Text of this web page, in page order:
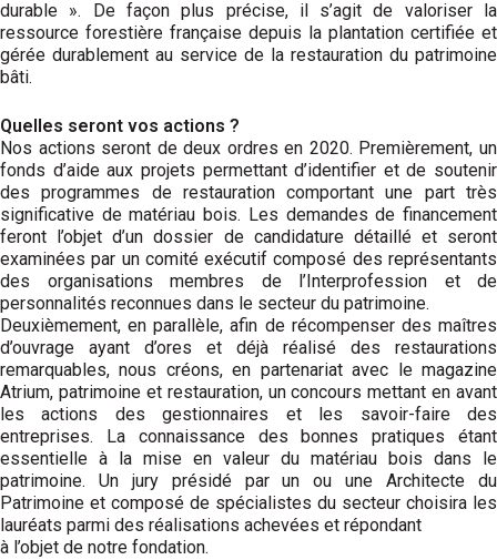
durable ». De façon plus précise, il s’agit de valoriser la
ressource forestière française depuis la plantation certifiée et
gérée durablement au service de la restauration du patrimoine
bâti.
Quelles seront vos actions ?
Nos actions seront de deux ordres en 2020. Premièrement, un
fonds d’aide aux projets permettant d’identifier et de soutenir
des programmes de restauration comportant une part très
significative de matériau bois. Les demandes de financement
feront l’objet d’un dossier de candidature détaillé et seront
examinées par un comité exécutif composé des représentants
des organisations membres de l’Interprofession et de
personnalités reconnues dans le secteur du patrimoine.
Deuxièmement, en parallèle, afin de récompenser des maîtres
d’ouvrage ayant d’ores et déjà réalisé des restaurations
remarquables, nous créons, en partena­riat avec le magazine
Atrium, patrimoine et restauration, un concours mettant en avant
les actions des gestionnaires et les savoir-faire des
entreprises. La connaissance des bonnes pratiques étant
essentielle à la mise en valeur du matériau bois dans le
patrimoine. Un jury présidé par un ou une Architecte du
Patrimoine et composé de spécialistes du secteur choisira les
lauréats parmi des réalisations achevées et répondant
à l’objet de notre fondation.